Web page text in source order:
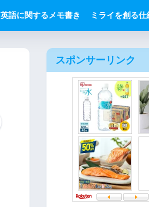
英語に関するメモ書き ミライを創る
スポンサーリンク